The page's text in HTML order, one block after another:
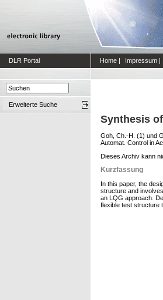
DLR Portal Home | Impressum |
Erweiterte Suche
Synthesis
Goh, Ch.-H. (1) und
Automat. Control in
Dieses Archiv kann
Kurzfassung
In this paper, the
structure and
an LQG approach.
flexible test structure